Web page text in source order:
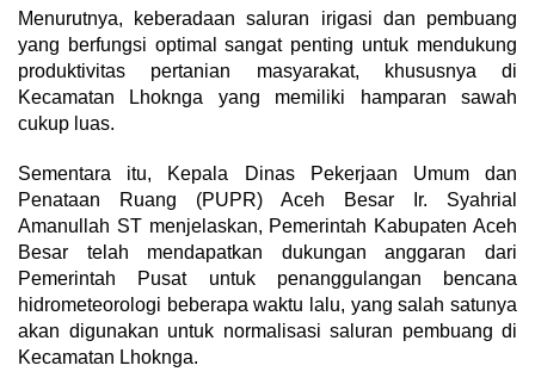
Menurutnya, keberadaan saluran irigasi dan pembuang
yang berfungsi optimal sangat penting untuk mendukung
produktivitas pertanian masyarakat, khususnya di
Kecamatan Lhoknga yang memiliki hamparan sawah
cukup luas.
Sementara itu, Kepala Dinas Pekerjaan Umum dan
Penataan Ruang (PUPR) Aceh Besar Ir. Syahrial
Amanullah ST menjelaskan, Pemerintah Kabupaten Aceh
Besar telah mendapatkan dukungan anggaran dari
Pemerintah Pusat untuk penanggulangan bencana
hidrometeorologi beberapa waktu lalu, yang salah satunya
akan digunakan untuk normalisasi saluran pembuang di
Kecamatan Lhoknga.